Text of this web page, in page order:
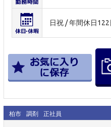
日祝 / 年間休日122
柏市 調剤 正社員